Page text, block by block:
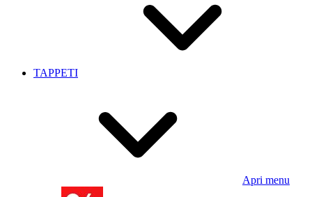
TAPPETI
Apri menu